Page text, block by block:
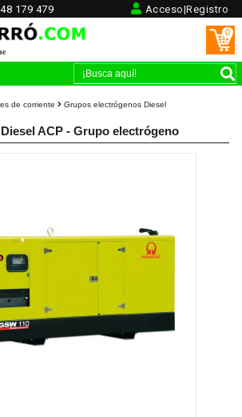
179 479 Acceso|Registro
0
de corriente Grupos electrógenos Diesel
ACP - Grupo electrógeno